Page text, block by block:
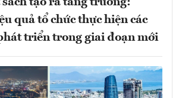
quả tổ chức thực hiện các
triển trong giai đoạn mới